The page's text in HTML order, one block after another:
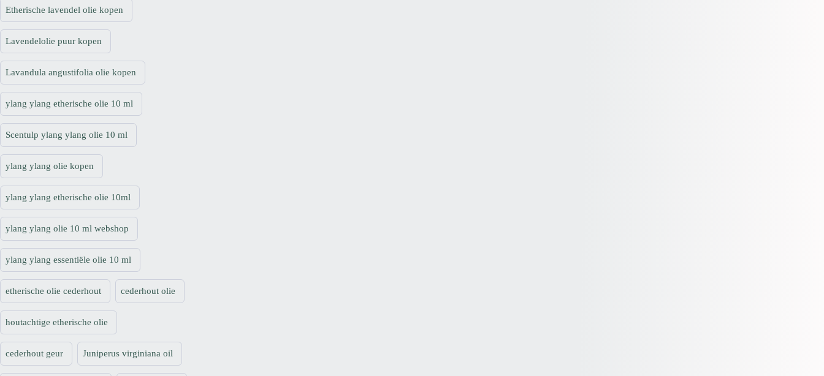
Etherische lavendel olie kopen
Lavendelolie puur kopen
Lavandula angustifolia olie kopen
ylang ylang etherische olie 10 ml
Scentulp ylang ylang olie 10 ml
ylang ylang olie kopen
ylang ylang etherische olie 10ml
ylang ylang olie 10 ml webshop
ylang ylang essentiële olie 10 ml
etherische olie cederhout cederhout olie
houtachtige etherische olie
cederhout geur Juniperus virginiana oil